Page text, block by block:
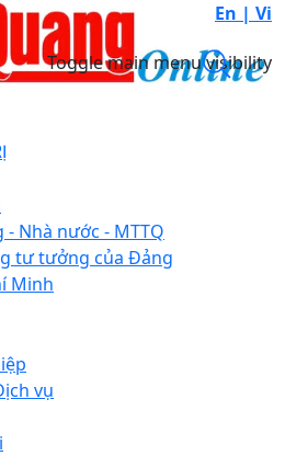
En | Vi
Toggle main menu visibility
Nhà nước - MTTQ
tư tưởng của Đảng
Minh
vụ